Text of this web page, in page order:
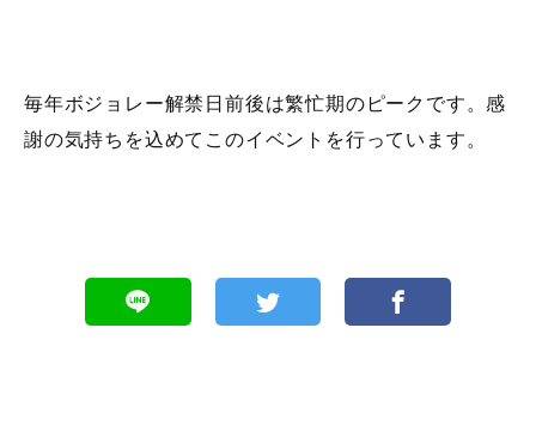
毎年ボジョレー解禁日前後は繁忙期のピークです。感
謝の気持ちを込めてこのイベントを行っています。